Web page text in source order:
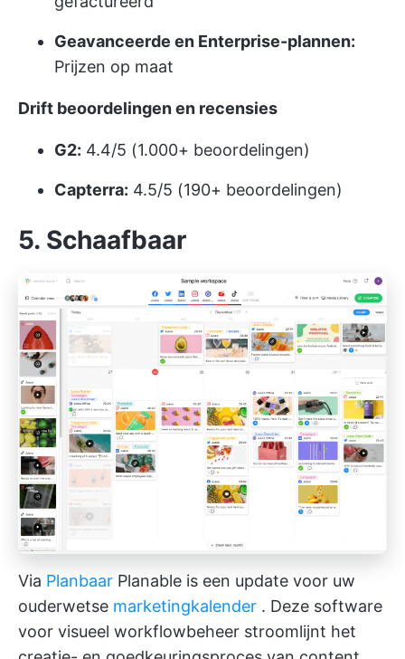
Geavanceerde en Enterprise-plannen:
Prijzen op maat
Drift beoordelingen en recensies
G2: 4.4/5 (1.000+ beoordelingen)
Capterra: 4.5/5 (190+ beoordelingen)
5. Schaafbaar
Via Planbaar Planable is een update voor uw
ouderwetse marketingkalender . Deze software
voor visueel workflowbeheer stroomlijnt het